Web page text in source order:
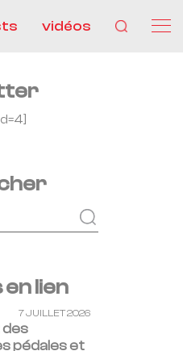
vidéos
lien
7 JUILLET 2026
des
pédales et